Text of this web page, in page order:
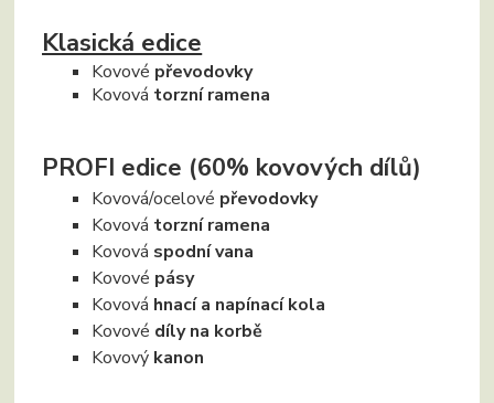
Klasická edice
Kovové převodovky
Kovová torzní ramena
PROFI edice (60% kovových dílů)
Kovová/ocelové převodovky
Kovová torzní ramena
Kovová spodní vana
Kovové pásy
Kovová hnací a napínací kola
Kovové díly na korbě
Kovový kanon